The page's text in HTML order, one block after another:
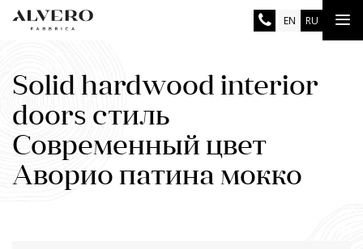
Skip
EN RU
Solid hardwood interior
doors стиль
Современный цвет
Аворио патина мокко